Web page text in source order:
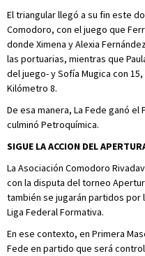
El triangular llegó a su fin este
Comodoro, con el juego que
donde Ximena y Alexia
las portuarias, mientras que
del juego- y Sofía Mugica con
Kilómetro 8.
De esa manera, La Fede ganó
culminó Petroquímica.
SIGUE LA ACCION DEL
La Asociación Comodoro
con la disputa del torneo
también se jugarán partidos por
Liga Federal Formativa.
En ese contexto, en Primera
Fede en partido que será